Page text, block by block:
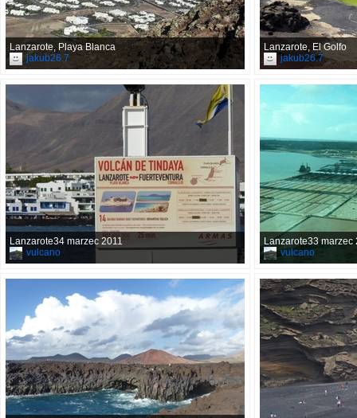
Lanzarote, Playa Blanca
jakub26.7
Lanzarote, El Golfo
jakub26.7
Lanzarote34 marzec 2011
vulcano
Lanzarote33 marzec
vulcano